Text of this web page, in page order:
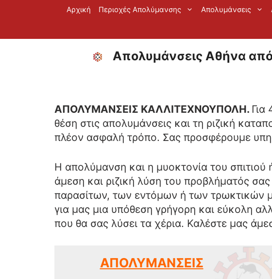
Αρχική Περιοχές Απολύμανσης Απολυμάνσεις
Απολυμάνσεις Αθήνα
ΑΠΟΛΥΜΑΝΣΕΙΣ ΚΑΛΛΙΤΕΧΝΟΥΠΟΛΗ. Για
θέση στις απολυμάνσεις και τη ριζική
πλέον ασφαλή τρόπο. Σας προσφέρουμε
Η απολύμανση και η μυοκτονία του
άμεση και ριζική λύση του προβλήματός
παρασίτων, των εντόμων ή των τρωκτικών
για μας μια υπόθεση γρήγορη και εύκολη
που θα σας λύσει τα χέρια. Καλέστε μας
ΑΠΟΛΥΜΑΝΣΕΙΣ